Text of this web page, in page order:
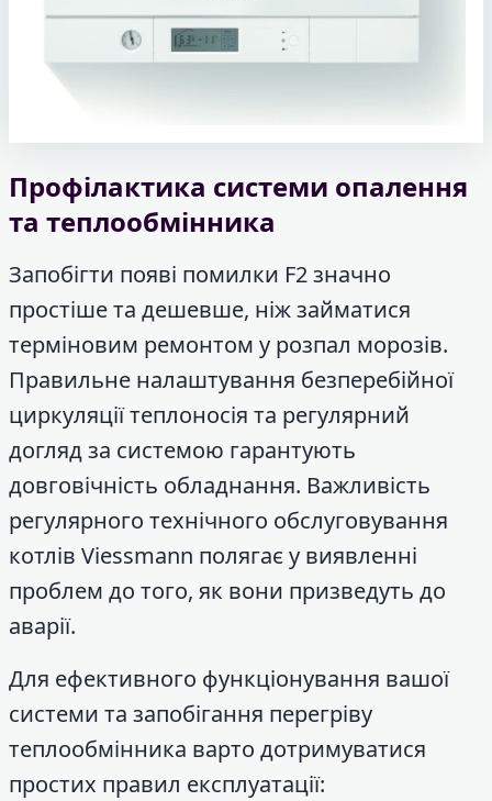
Профілактика системи опалення
та теплообмінника
Запобігти появі помилки F2 значно
простіше та дешевше, ніж займатися
терміновим ремонтом у розпал морозів.
Правильне налаштування безперебійної
циркуляції теплоносія та регулярний
догляд за системою гарантують
довговічність обладнання. Важливість
регулярного технічного обслуговування
котлів Viessmann полягає у виявленні
проблем до того, як вони призведуть до
аварії.
Для ефективного функціонування вашої
системи та запобігання перегріву
теплообмінника варто дотримуватися
простих правил експлуатації: